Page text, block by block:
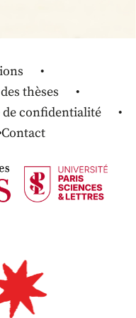
thèses
confidentialité
Contact